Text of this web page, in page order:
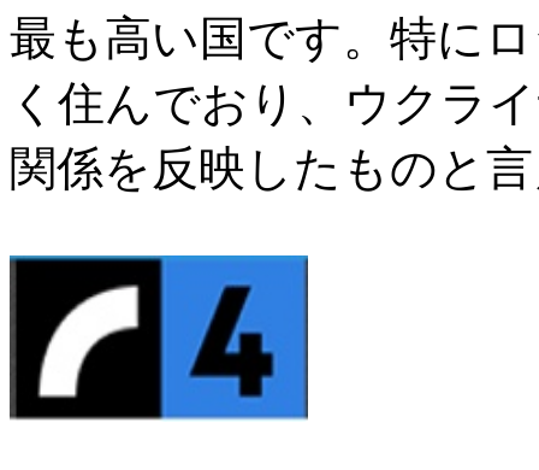
最も高い国です。特に
く住んでおり、ウクラ
関係を反映したものと